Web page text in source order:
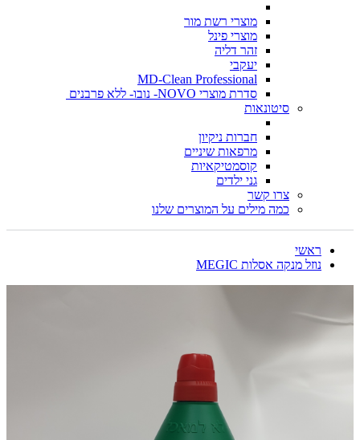
מוצרי רשת מור
מוצרי פינל
זהר דליה
יעקבי
MD-Clean Professional
סדרת מוצרי NOVO- נובו- ללא פרבנים
סיטונאות
חברות ניקיון
מרפאות שיניים
קוסמטיקאיות
גני ילדים
צרו קשר
כמה מילים על המוצרים שלנו
ראשי
נוזל מנקה אסלות MEGIC